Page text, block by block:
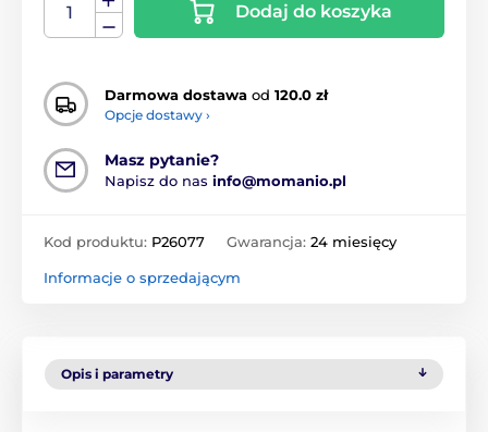
Dodaj do koszyka
Darmowa dostawa od 120.0 zł
Opcje dostawy ›
Masz pytanie?
Napisz do nas info@momanio.pl
Kod produktu: P26077 Gwarancja: 24 miesięcy
Informacje o sprzedającym
Opis i parametry